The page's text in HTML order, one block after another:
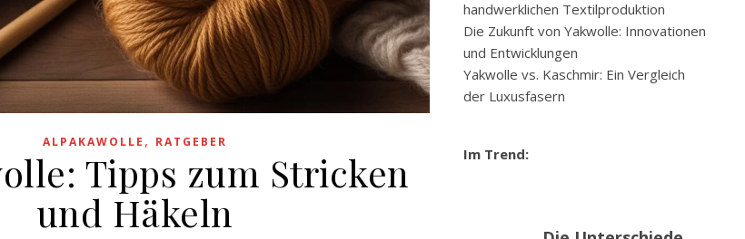
ALPAKAWOLLE , RATGEBER
Tipps zum Stricken
und Häkeln
handwerklichen Textilproduktion
Die Zukunft von Yakwolle: Innovationen
und Entwicklungen
Yakwolle vs. Kaschmir: Ein Vergleich
der Luxusfasern
Im Trend: